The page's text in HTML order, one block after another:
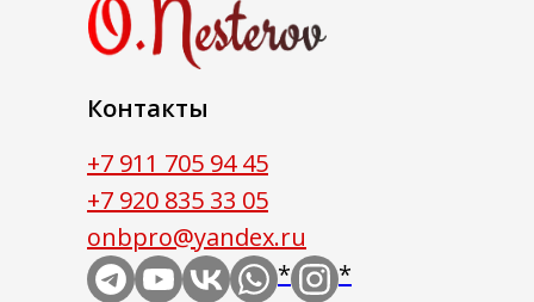
Контакты
+7 911 705 94 45
+7 920 835 33 05
onbpro@yandex.ru
*
*